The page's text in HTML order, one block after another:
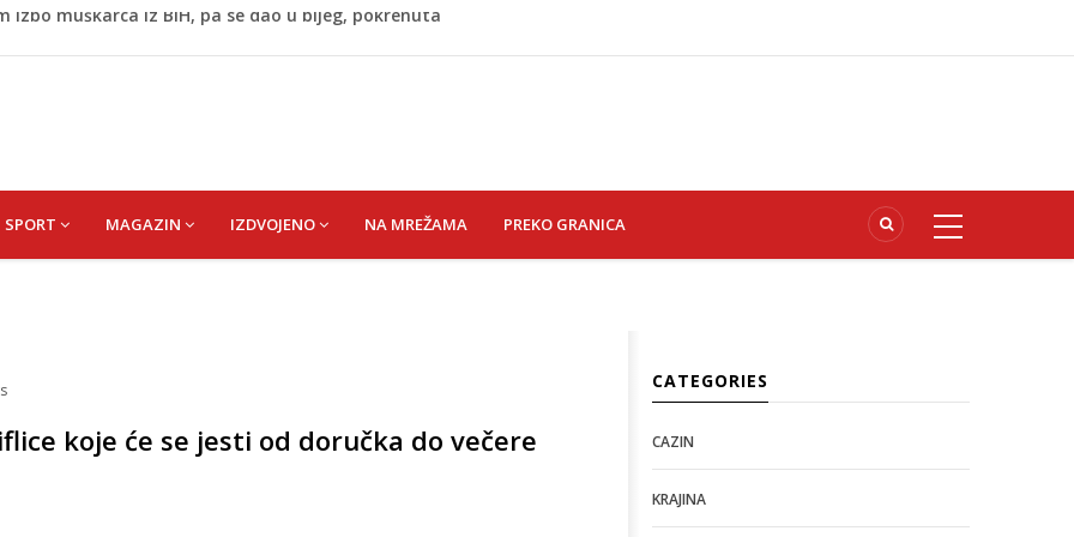
napadati susjedne zemlje, ali ćemo uzvratiti ukoliko
Senija – Sena
izbo muškarca iz BiH, pa se dao u bijeg, pokrenuta
SPORT MAGAZIN IZDVOJENO NA MREŽAMA PREKO GRANICA
koje će se jesti od doručka do večere
CATEGORIES
CAZIN
KRAJINA